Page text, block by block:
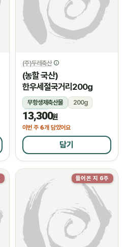
(주)두레축산
(농할 국산)
한우세절국거리200g
무항생제축산물
200g
냉장
13,300원
이번 주 6개 담았어요
담기
들어온 지 6주